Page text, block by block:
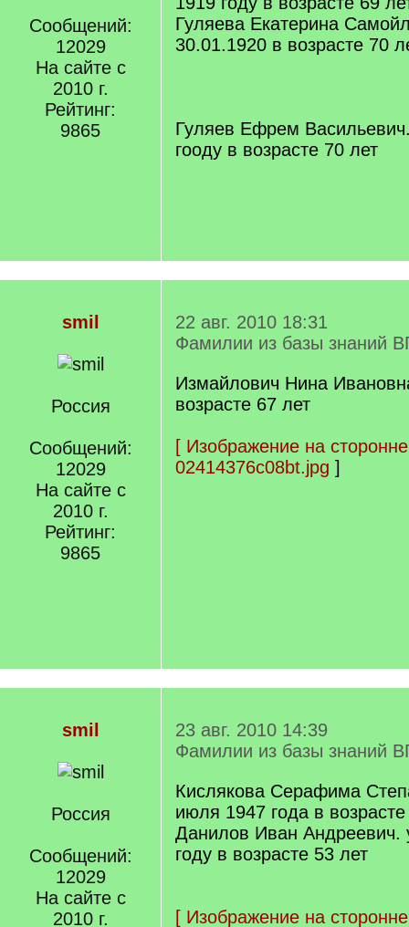
Сообщений:
12029
На сайте с
2010 г.
Рейтинг:
9865
Гуляева Екатерина
30.01.1920 в возрасте 70
Гуляев Ефрем
гооду в возрасте 70 лет
smil
Россия
Сообщений:
12029
На сайте с
2010 г.
Рейтинг:
9865
22 авг. 2010 18:31
Фамилии из базы знаний
Измайлович Нина
возрасте 67 лет
[ Изображение на
02414376c08bt.jpg ]
smil
Россия
Сообщений:
12029
На сайте с
2010 г.
23 авг. 2010 14:39
Фамилии из базы знаний
Кислякова Серафима
июля 1947 года в
Данилов Иван Андреевич.
году в возрасте 53 лет
[ Изображение на